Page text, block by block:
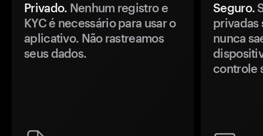
Privado. Nenhum registro e
KYC é necessário para usar o
aplicativo. Não rastreamos
seus dados.
Seguro.
privadas
nunca
controle